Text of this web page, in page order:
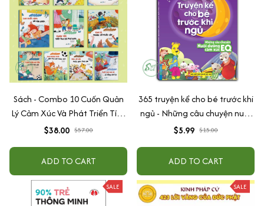
Sách - Combo 10 Cuốn Quản
Lý Cảm Xúc Và Phát Triển Tính
Cách Cho Bé Từ 2 - 6 Tuổi
$38.00 $57.00
ADD TO CART
365 truyện kể cho bé trước khi
ngủ - Những câu chuyện nuôi
dưỡng cảm xúc EQ (2-12 tuổi)
$5.99 $15.00
ADD TO CART
SALE SALE